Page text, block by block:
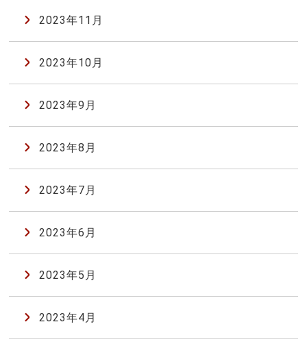
2023年11月
2023年10月
2023年9月
2023年8月
2023年7月
2023年6月
2023年5月
2023年4月